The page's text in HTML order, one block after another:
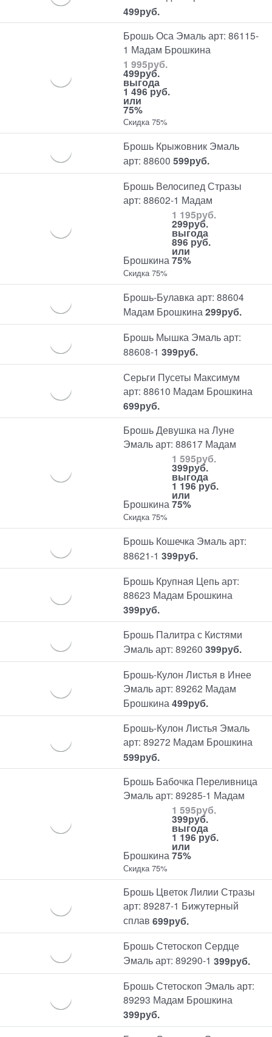
499руб.
Брошь Оса Эмаль арт: 86115-
1 Мадам Брошкина
1 995руб.
499руб.
выгода
1 496 руб.
или
75%
Скидка 75%
Брошь Крыжовник Эмаль
арт: 88600599руб.
Брошь Велосипед Стразы
арт: 88602-1 Мадам
Брошкина
1 195руб.
299руб.
выгода
896 руб.
или
75%
Скидка 75%
Брошь-Булавка арт: 88604
Мадам Брошкина 299руб.
Брошь Мышка Эмаль арт:
88608-1399руб.
Серьги Пусеты Максимум
арт: 88610 Мадам Брошкина
699руб.
Брошь Девушка на Луне
Эмаль арт: 88617 Мадам
Брошкина
1 595руб.
399руб.
выгода
1 196 руб.
или
75%
Скидка 75%
Брошь Кошечка Эмаль арт:
88621-1399руб.
Брошь Крупная Цепь арт:
88623 Мадам Брошкина
399руб.
Брошь Палитра с Кистями
Эмаль арт: 89260399руб.
Брошь-Кулон Листья в Инее
Эмаль арт: 89262 Мадам
Брошкина 499руб.
Брошь-Кулон Листья Эмаль
арт: 89272 Мадам Брошкина
599руб.
Брошь Бабочка Переливница
Эмаль арт: 89285-1 Мадам
Брошкина
1 595руб.
399руб.
выгода
1 196 руб.
или
75%
Скидка 75%
Брошь Цветок Лилии Стразы
арт: 89287-1 Бижутерный
сплав 699руб.
Брошь Стетоскоп Сердце
Эмаль арт: 89290-1399руб.
Брошь Стетоскоп Эмаль арт:
89293 Мадам Брошкина
399руб.